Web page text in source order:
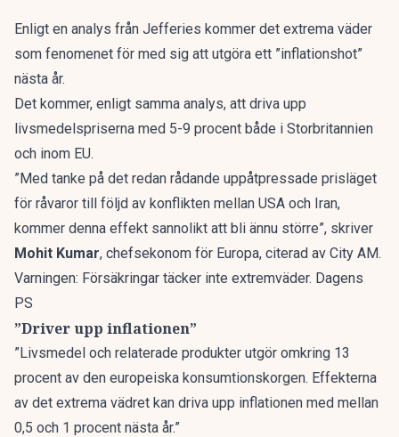
Enligt en analys från Jefferies kommer det extrema väder
som fenomenet för med sig att utgöra ett ”inflationshot”
nästa år.
Det kommer, enligt samma analys, att driva upp
livsmedelspriserna med 5-9 procent både i Storbritannien
och inom EU.
”Med tanke på det redan rådande uppåtpressade prisläget
för råvaror till följd av konflikten mellan USA och Iran,
kommer denna effekt sannolikt att bli ännu större”, skriver
Mohit Kumar, chefsekonom för Europa, citerad av City AM.
Varningen: Försäkringar täcker inte extremväder. Dagens
PS
”Driver upp inflationen”
”Livsmedel och relaterade produkter utgör omkring 13
procent av den europeiska konsumtionskorgen. Effekterna
av det extrema vädret kan driva upp inflationen med mellan
0,5 och 1 procent nästa år.”